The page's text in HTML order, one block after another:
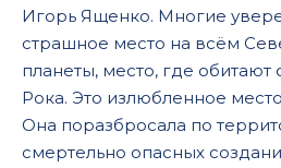
Игорь Ященко. Многие
страшное место на всём
планеты, место, где
Рока. Это излюбленное
Она поразбросала по
смертельно опасных